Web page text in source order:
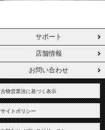
サポート
店舗情報
お問い合わせ
古物営業法に基づく表示
サイトポリシー